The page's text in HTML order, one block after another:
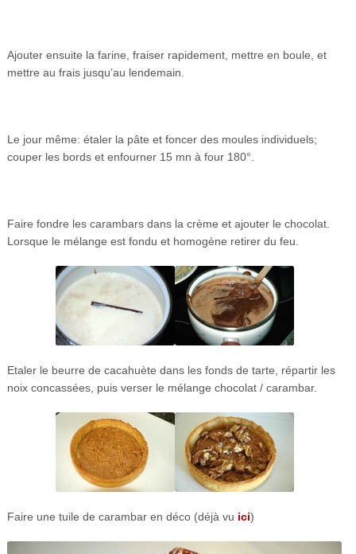
Ajouter ensuite la farine, fraiser rapidement, mettre en boule, et
mettre au frais jusqu’au lendemain.
Le jour même: étaler la pâte et foncer des moules individuels;
couper les bords et enfourner 15 mn à four 180°.
Faire fondre les carambars dans la crème et ajouter le chocolat.
Lorsque le mélange est fondu et homogène retirer du feu.
Etaler le beurre de cacahuète dans les fonds de tarte, répartir les
noix concassées, puis verser le mélange chocolat / carambar.
Faire une tuile de carambar en déco (déjà vu ici)